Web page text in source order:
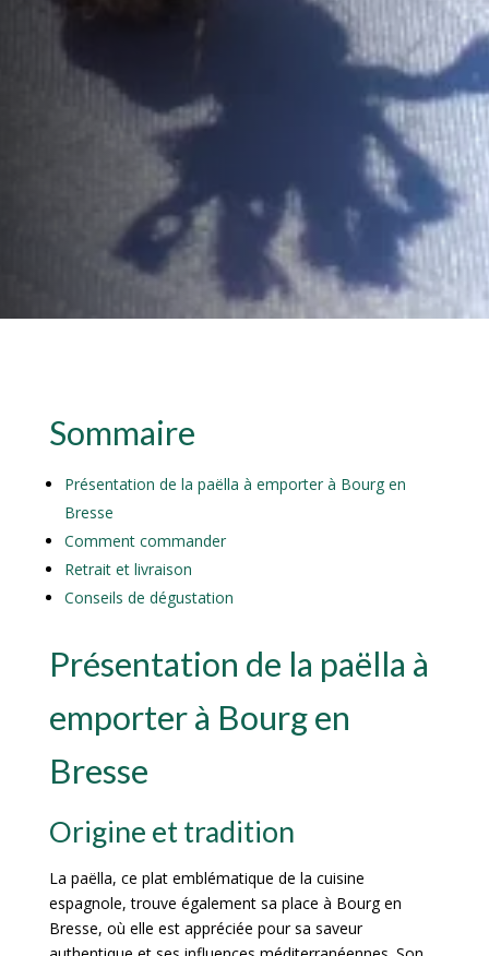
Sommaire
Présentation de la paëlla à emporter à Bourg en
Bresse
Comment commander
Retrait et livraison
Conseils de dégustation
Présentation de la paëlla à
emporter à Bourg en
Bresse
Origine et tradition
La paëlla, ce plat emblématique de la cuisine
espagnole, trouve également sa place à Bourg en
Bresse, où elle est appréciée pour sa saveur